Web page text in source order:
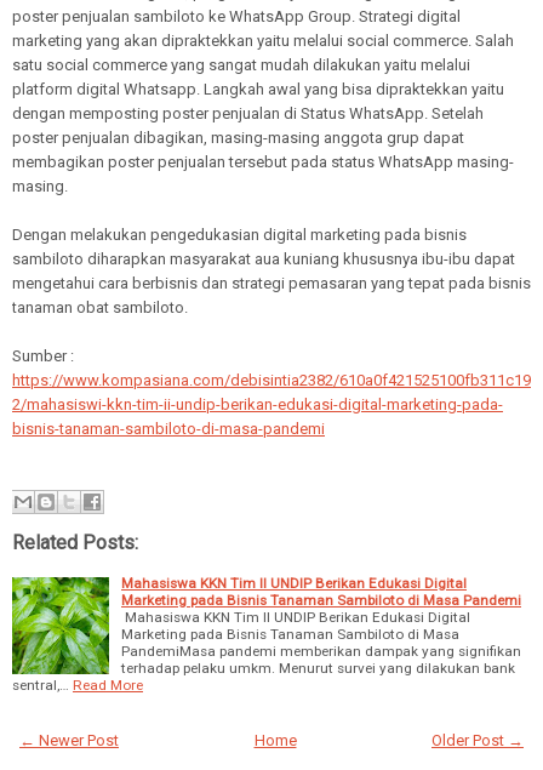
poster penjualan sambiloto ke WhatsApp Group. Strategi digital
marketing yang akan dipraktekkan yaitu melalui social commerce. Salah
satu social commerce yang sangat mudah dilakukan yaitu melalui
platform digital Whatsapp. Langkah awal yang bisa dipraktekkan yaitu
dengan memposting poster penjualan di Status WhatsApp. Setelah
poster penjualan dibagikan, masing-masing anggota grup dapat
membagikan poster penjualan tersebut pada status WhatsApp masing-
masing.
Dengan melakukan pengedukasian digital marketing pada bisnis
sambiloto diharapkan masyarakat aua kuniang khususnya ibu-ibu dapat
mengetahui cara berbisnis dan strategi pemasaran yang tepat pada bisnis
tanaman obat sambiloto.
Sumber :
https://www.kompasiana.com/debisintia2382/610a0f421525100fb311c19
2/mahasiswi-kkn-tim-ii-undip-berikan-edukasi-digital-marketing-pada-
bisnis-tanaman-sambiloto-di-masa-pandemi
Related Posts:
Mahasiswa KKN Tim II UNDIP Berikan Edukasi Digital
Marketing pada Bisnis Tanaman Sambiloto di Masa Pandemi
Mahasiswa KKN Tim II UNDIP Berikan Edukasi Digital
Marketing pada Bisnis Tanaman Sambiloto di Masa
PandemiMasa pandemi memberikan dampak yang signifikan
terhadap pelaku umkm. Menurut survei yang dilakukan bank
sentral,… Read More
← Newer Post Older Post →
Home